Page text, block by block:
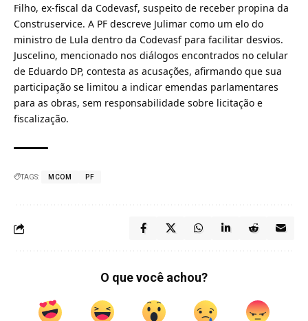
Filho, ex-fiscal da Codevasf, suspeito de receber propina da
Construservice. A PF descreve Julimar como um elo do
ministro de Lula dentro da Codevasf para facilitar desvios.
Juscelino, mencionado nos diálogos encontrados no celular
de Eduardo DP, contesta as acusações, afirmando que sua
participação se limitou a indicar emendas parlamentares
para as obras, sem responsabilidade sobre licitação e
fiscalização.
TAGS: MCOM PF
O que você achou?